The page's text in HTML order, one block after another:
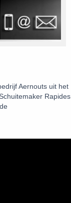
Aernouts uit het
Rapides